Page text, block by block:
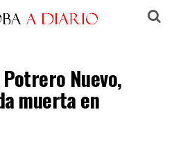
Nuevo,
muerta en